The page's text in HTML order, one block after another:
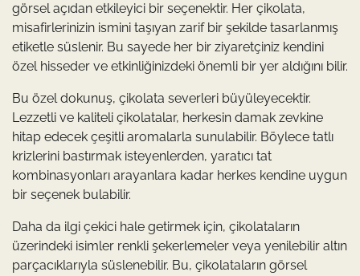
görsel açıdan etkileyici bir seçenektir. Her çikolata,
misafirlerinizin ismini taşıyan zarif bir şekilde tasarlanmış
etiketle süslenir. Bu sayede her bir ziyaretçiniz kendini
özel hisseder ve etkinliğinizdeki önemli bir yer aldığını bilir.
Bu özel dokunuş, çikolata severleri büyüleyecektir.
Lezzetli ve kaliteli çikolatalar, herkesin damak zevkine
hitap edecek çeşitli aromalarla sunulabilir. Böylece tatlı
krizlerini bastırmak isteyenlerden, yaratıcı tat
kombinasyonları arayanlara kadar herkes kendine uygun
bir seçenek bulabilir.
Daha da ilgi çekici hale getirmek için, çikolataların
üzerindeki isimler renkli şekerlemeler veya yenilebilir altın
parçacıklarıyla süslenebilir. Bu, çikolataların görsel